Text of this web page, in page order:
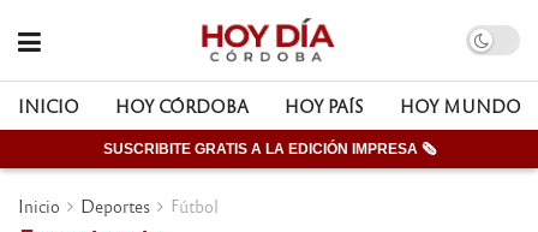
INICIO HOY CÓRDOBA HOY PAÍS HOY MUNDO
SUSCRIBITE GRATIS A LA EDICIÓN IMPRESA 🗞
Inicio Deportes Fútbol